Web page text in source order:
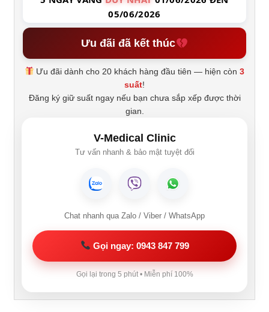
05/06/2026
Ưu đãi đã kết thúc
Ưu đãi dành cho 20 khách hàng đầu tiên — hiện còn3
suất!
Đăng ký giữ suất ngay nếu bạn chưa sắp xếp được thời
gian.
V-Medical Clinic
Tư vấn nhanh & bảo mật tuyệt đối
Chat nhanh qua Zalo / Viber / WhatsApp
Gọi ngay: 0943 847 799
Gọi lại trong 5 phút • Miễn phí 100%